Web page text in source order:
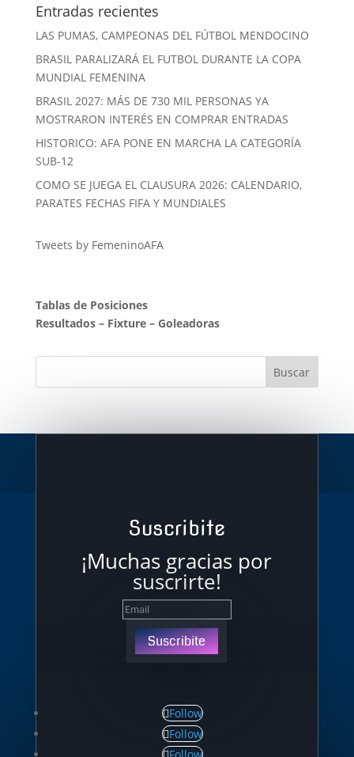
Entradas recientes
LAS PUMAS, CAMPEONAS DEL FÚTBOL MENDOCINO
BRASIL PARALIZARÁ EL FUTBOL DURANTE LA COPA
MUNDIAL FEMENINA
BRASIL 2027: MÁS DE 730 MIL PERSONAS YA
MOSTRARON INTERÉS EN COMPRAR ENTRADAS
HISTORICO: AFA PONE EN MARCHA LA CATEGORÍA
SUB-12
COMO SE JUEGA EL CLAUSURA 2026: CALENDARIO,
PARATES FECHAS FIFA Y MUNDIALES
Tweets by FemeninoAFA
Tablas de Posiciones
Resultados– Fixture– Goleadoras
Suscribite
¡Muchas gracias por
suscrirte!
Suscribite
Follow
Follow